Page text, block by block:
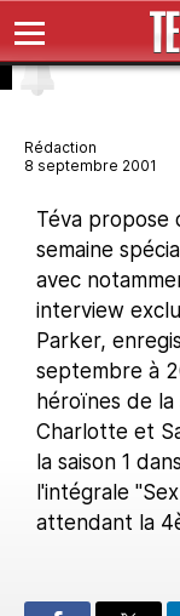
Rédaction
8 septembre 2001
Téva propose
semaine
avec
interview
Parker,
septembre à
héroïnes de
Charlotte et
la saison 1
l'intégrale
attendant la